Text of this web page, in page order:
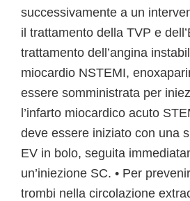
successivamente a un
il trattamento della TVP e
trattamento dell’angina
miocardio NSTEMI,
essere somministrata per
l’infarto miocardico acuto
deve essere iniziato con una
EV in bolo, seguita
un’iniezione SC. • Per
trombi nella circolazione